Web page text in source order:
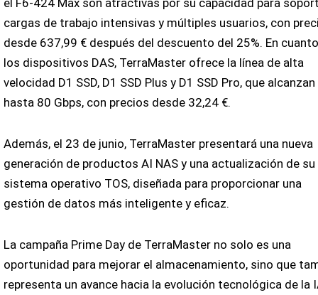
el F6-424 Max son atractivas por su capacidad para
cargas de trabajo intensivas y múltiples usuarios, con
desde 637,99 € después del descuento del 25%. En
los dispositivos DAS, TerraMaster ofrece la línea de alta
velocidad D1 SSD, D1 SSD Plus y D1 SSD Pro, que alcanzan
hasta 80 Gbps, con precios desde 32,24 €.
Además, el 23 de junio, TerraMaster presentará una nueva
generación de productos AI NAS y una actualización de su
sistema operativo TOS, diseñada para proporcionar una
gestión de datos más inteligente y eficaz.
La campaña Prime Day de TerraMaster no solo es una
oportunidad para mejorar el almacenamiento, sino que
representa un avance hacia la evolución tecnológica de la